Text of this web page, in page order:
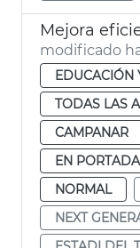
modificado
EDUCACIÓN
TODAS LAS
CAMPANAR
EN PORTADA
NORMAL
NEXT